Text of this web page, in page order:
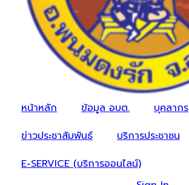
หน้าหลัก ข้อมูล อบต.
บุคลากร
ข่าวประชาสัมพันธ์
บริการประชาชน
E-SERVICE (บริการออนไลน์)